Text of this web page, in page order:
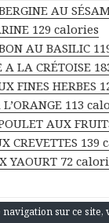
AU
129 calories
AU BASILIC
A LA CRÉTOISE
FINES HERBES
L’ORANGE 113
AUX
CREVETTES 139
YAOURT 72
par WordPress
sur ce site,